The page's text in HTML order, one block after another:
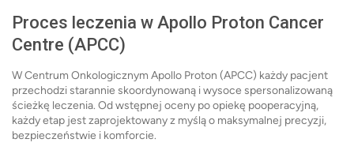
Proces leczenia w Apollo Proton Cancer
Centre (APCC)
W Centrum Onkologicznym Apollo Proton (APCC) każdy pacjent
przechodzi starannie skoordynowaną i wysoce spersonalizowaną
ścieżkę leczenia. Od wstępnej oceny po opiekę pooperacyjną,
każdy etap jest zaprojektowany z myślą o maksymalnej precyzji,
bezpieczeństwie i komforcie.